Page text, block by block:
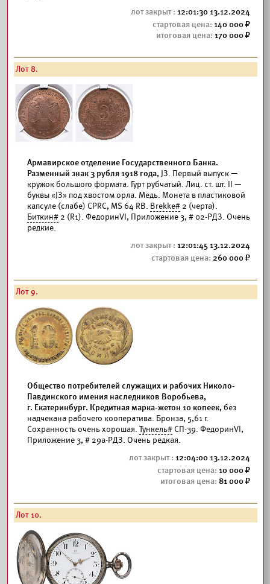
12:01:30 13.12.2024
140 000
170 000
Лот 8.
Армавирское отделение Государственного Банка.
Разменный знак 3 рубля 1918 года, JЗ. Первый выпуск —
кружок большого формата. Гурт рубчатый. Лиц. ст. шт. II —
буквы «JЗ» под хвостом орла. Медь. Монета в пластиковой
капсуле (слабе) CPRC, MS 64 RB. Brekke# 2 (черта).
Биткин# 2 (R1). ФедоринVI, Приложение 3, # 02-РДЗ. Очень
редкие.
12:01:45 13.12.2024
260 000
Лот 9.
Общество потребителей служащих и рабочих Николо-
Павдинского имения наследников Воробьева,
г. Екатеринбург. Кредитная марка-жетон 10 копеек, без
надчекана рабочего кооператива. Бронза, 5,61 г.
Сохранность очень хорошая. Тункель# СП-39. ФедоринVI,
Приложение 3, # 29а-РДЗ. Очень редкая.
12:04:00 13.12.2024
10 000
81 000
Лот 10.